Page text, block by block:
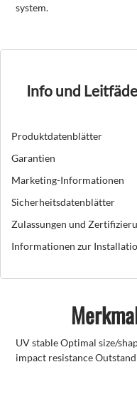
system.
Info und
Produktdatenblätter
Garantien
Marketing-Informationen
Sicherheitsdatenblätter
Zulassungen und
Informationen zur
UV stable Optimal size/
impact resistance